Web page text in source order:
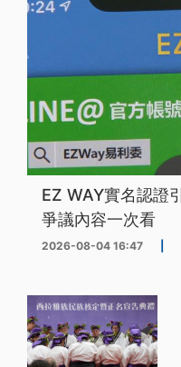
EZ WAY實名認證
爭議內容一次看
2026-08-04 16:47